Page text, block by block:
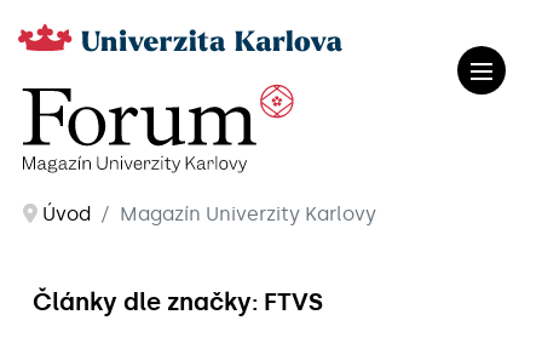
Úvod Magazín Univerzity Karlovy
Články dle značky: FTVS